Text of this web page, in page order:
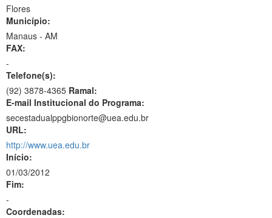
Flores
Município:
Manaus - AM
FAX:
-
Telefone(s):
(92) 3878-4365 Ramal:
E-mail Institucional do Programa:
secestadualppgbionorte@uea.edu.br
URL:
http://www.uea.edu.br
Início:
01/03/2012
Fim:
-
Coordenadas: